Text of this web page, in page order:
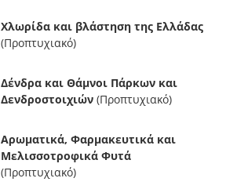
Χλωρίδα και βλάστηση της Ελλάδας
(Προπτυχιακό)
Δένδρα και Θάμνοι Πάρκων και
Δενδροστοιχιών (Προπτυχιακό)
Αρωματικά, Φαρμακευτικά και
Μελισσοτροφικά Φυτά
(Προπτυχιακό)